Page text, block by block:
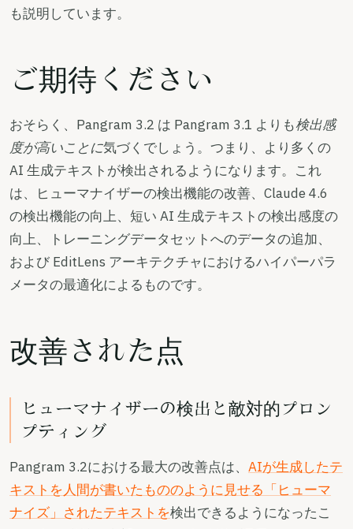
も説明しています。
ご期待ください
おそらく、Pangram 3.2 は Pangram 3.1 よりも検出感
度が高いことに気づくでしょう。つまり、より多くの
AI 生成テキストが検出されるようになります。これ
は、ヒューマナイザーの検出機能の改善、Claude 4.6
の検出機能の向上、短い AI 生成テキストの検出感度の
向上、トレーニングデータセットへのデータの追加、
および EditLens アーキテクチャにおけるハイパーパラ
メータの最適化によるものです。
改善された点
ヒューマナイザーの検出と敵対的プロン
プティング
Pangram 3.2における最大の改善点は、 AIが生成したテ
キストを人間が書いたもののように見せる「ヒューマ
ナイズ」されたテキストを検出できるようになったこ